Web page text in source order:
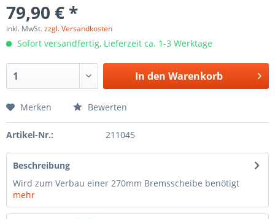
79,90 € *
inkl. MwSt.zzgl. Versandkosten
Sofort versandfertig, Lieferzeit ca. 1-3 Werktage
In den Warenkorb
Merken Bewerten
Artikel-Nr.: 211045
Beschreibung
Wird zum Verbau einer 270mm Bremsscheibe benötigt
mehr